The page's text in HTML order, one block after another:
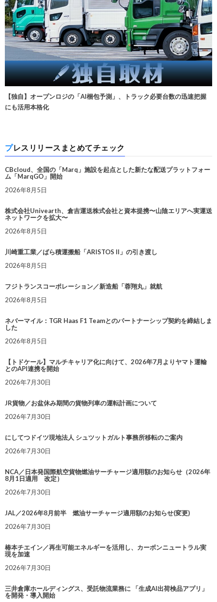
【独自】オープンロジの「AI梱包予測」、トラック必要台数の迅速把握
にも活用本格化
プレスリリースまとめてチェック
CBcloud、全国の「Marq」施設を起点とした新たな配送プラットフォー
ム「MarqGO」開始
2026年8月5日
株式会社Univearth、倉吉運送株式会社と資本提携〜山陰エリアへ実運送
ネットワークを拡大〜
2026年8月5日
川崎重工業／ばら積運搬船「ARISTOS II」の引き渡し
2026年8月5日
フジトランスコーポレーション／新造船「蓉翔丸」就航
2026年8月5日
ネバーマイル：TGR Haas F1 Teamとのパートナーシップ契約を締結しま
した
2026年8月5日
【トドケール】マルチキャリア化に向けて、2026年7月よりヤマト運輸
とのAPI連携を開始
2026年7月30日
JR貨物／お盆休み期間の貨物列車の運転計画について
2026年7月30日
にしてつドイツ現地法人 シュツットガルト事務所移転のご案内
2026年7月30日
NCA／日本発国際航空貨物燃油サーチャージ適用額のお知らせ（2026年
8月1日適用 改定）
2026年7月30日
JAL／2026年8月前半 燃油サーチャージ適用額のお知らせ(変更)
2026年7月30日
椿本チエイン／再生可能エネルギーを活用し、カーボンニュートラル実
現を加速
2026年7月30日
三井倉庫ホールディングス、受託物流業務に 「生成AI出荷検品アプリ」
を開発・導入開始